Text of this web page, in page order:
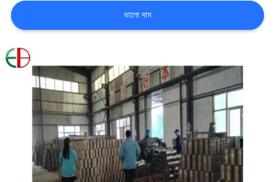
খবর
উদ্ধৃতির
আবেদন
ভালো দাম